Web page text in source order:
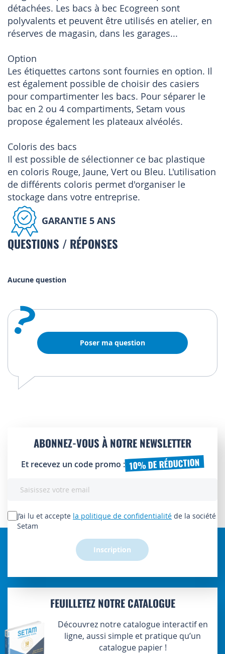
détachées. Les bacs à bec Ecogreen sont
polyvalents et peuvent être utilisés en atelier, en
réserves de magasin, dans les garages...
Option
Les étiquettes cartons sont fournies en option. Il
est également possible de choisir des casiers
pour compartimenter les bacs. Pour séparer le
bac en 2 ou 4 compartiments, Setam vous
propose également les plateaux alvéolés.
Coloris des bacs
Il est possible de sélectionner ce bac plastique
en coloris Rouge, Jaune, Vert ou Bleu. L'utilisation
de différents coloris permet d'organiser le
stockage dans votre entreprise.
GARANTIE 5 ANS
QUESTIONS / RÉPONSES
Aucune question
? Poser ma question
ABONNEZ-VOUS À NOTRE NEWSLETTER
Et recevez un code promo : 10% DE RÉDUCTION
lettre
d’information
J’ai lu et accepte la politique de confidentialité de la société
Setam
Inscription
FEUILLETEZ NOTRE CATALOGUE
Découvrez notre catalogue interactif en
ligne, aussi simple et pratique qu’un
catalogue papier !